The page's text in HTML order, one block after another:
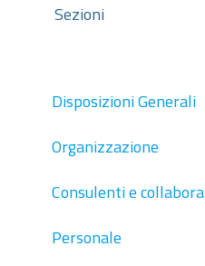
Sezioni
Disposizioni Generali
Organizzazione
Consulenti e
Personale